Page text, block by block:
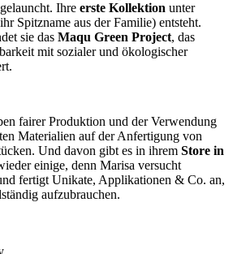
Ihre erste Kollektion unter
Spitzname aus der Familie) entsteht.
sie das Maqu Green Project, das
mit sozialer und ökologischer
fairer Produktion und der Verwendung
Materialien auf der Anfertigung von
Und davon gibt es in ihrem Store in
einige, denn Marisa versucht
fertigt Unikate, Applikationen & Co. an,
aufzubrauchen.